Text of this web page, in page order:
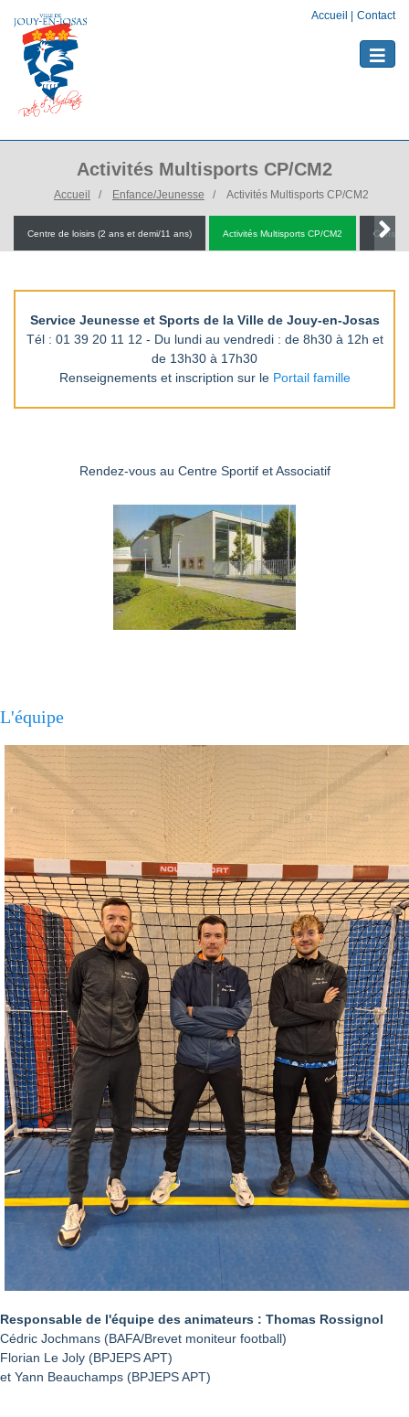
Accueil Contact
Toggle
Activités Multisports CP/CM2
Accueil Enfance/Jeunesse Activités Multisports CP/CM2
Centre de loisirs (2 ans et demi/11 ans) Activités Multisports CP/CM2 Conseil
Service Jeunesse et Sports de la Ville de Jouy-en-Josas
Tél : 01 39 20 11 12 - Du lundi au vendredi : de 8h30 à 12h et
de 13h30 à 17h30
Renseignements et inscription sur le Portail famille
Rendez-vous au Centre Sportif et Associatif
L'équipe
Responsable de l'équipe des animateurs : Thomas Rossignol
Cédric Jochmans (BAFA/Brevet moniteur football)
Florian Le Joly (BPJEPS APT)
et Yann Beauchamps (BPJEPS APT)